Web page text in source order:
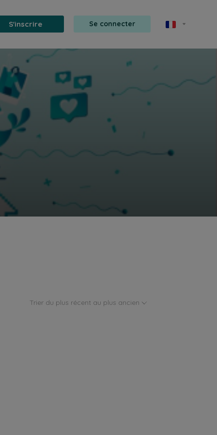
S'inscrire Se connecter
Trier du plus récent au plus ancien